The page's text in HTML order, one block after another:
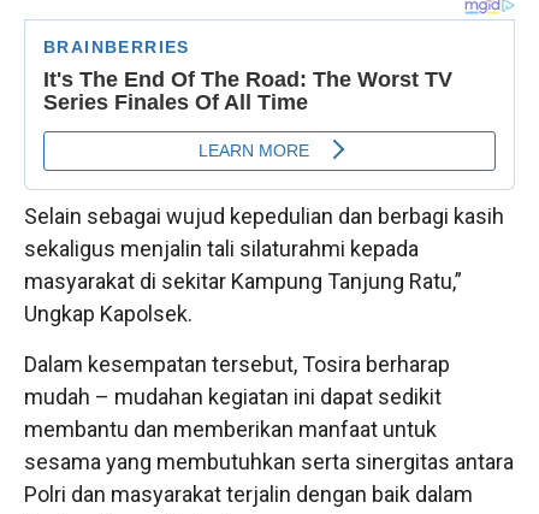
Selain sebagai wujud kepedulian dan berbagi kasih
sekaligus menjalin tali silaturahmi kepada
masyarakat di sekitar Kampung Tanjung Ratu,”
Ungkap Kapolsek.
Dalam kesempatan tersebut, Tosira berharap
mudah – mudahan kegiatan ini dapat sedikit
membantu dan memberikan manfaat untuk
sesama yang membutuhkan serta sinergitas antara
Polri dan masyarakat terjalin dengan baik dalam